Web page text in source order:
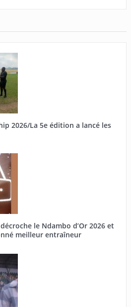
2026/La 5e édition a lancé les
le Ndambo d’Or 2026 et
meilleur entraîneur